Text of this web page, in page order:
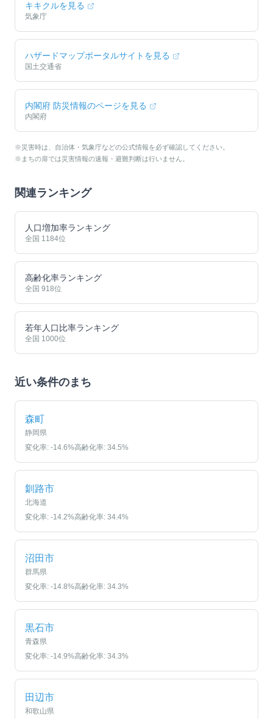
キキクルを見る
気象庁
ハザードマップポータルサイトを見る
国土交通省
内閣府 防災情報のページを見る
内閣府
※災害時は、自治体・気象庁などの公式情報を必ず確認してください。
※まちの扉では災害情報の速報・避難判断は行いません。
関連ランキング
人口増加率ランキング
全国 1184位
高齢化率ランキング
全国 918位
若年人口比率ランキング
全国 1000位
近い条件のまち
森町
静岡県
変化率: -14.6%高齢化率: 34.5%
釧路市
北海道
変化率: -14.2%高齢化率: 34.4%
沼田市
群馬県
変化率: -14.8%高齢化率: 34.3%
黒石市
青森県
変化率: -14.9%高齢化率: 34.3%
田辺市
和歌山県